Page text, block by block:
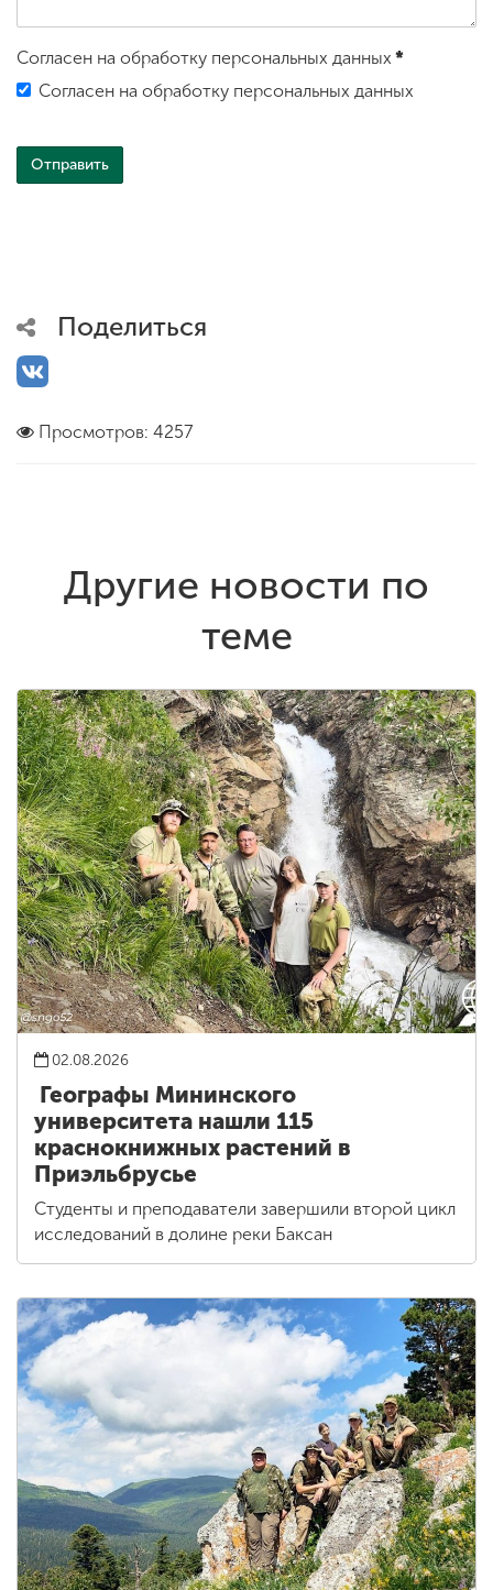
Согласен на обработку персональных данных *
Согласен на обработку персональных данных
Поделиться
Просмотров: 4257
Другие новости по
теме
02.08.2026
Географы Мининского
университета нашли 115
краснокнижных растений в
Приэльбрусье
Студенты и преподаватели завершили второй цикл
исследований в долине реки Баксан